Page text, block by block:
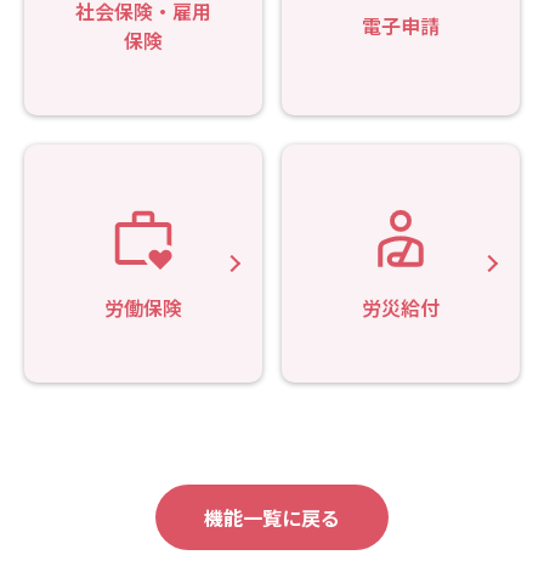
社会保険・雇用
保険
電子申請
労働保険 労災給付
機能一覧に戻る